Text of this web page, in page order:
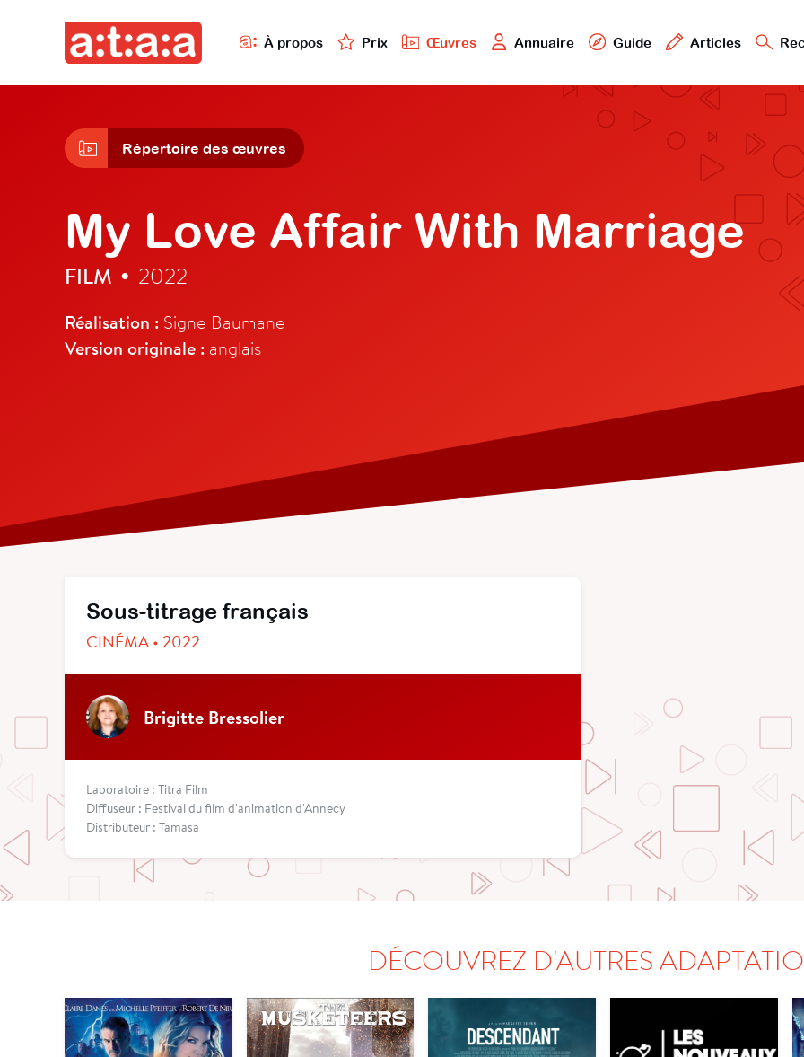
À propos Prix Œuvres Annuaire Guide Articles
Répertoire des œuvres
My Love Affair With Marriage
FILM • 2022
Réalisation : Signe Baumane
Version originale : anglais
Sous-titrage français
CINÉMA • 2022
Brigitte Bressolier
Laboratoire : Titra Film
Diffuseur : Festival du film d'animation d'Annecy
Distributeur : Tamasa
DÉCOUVREZ D'AUTRES